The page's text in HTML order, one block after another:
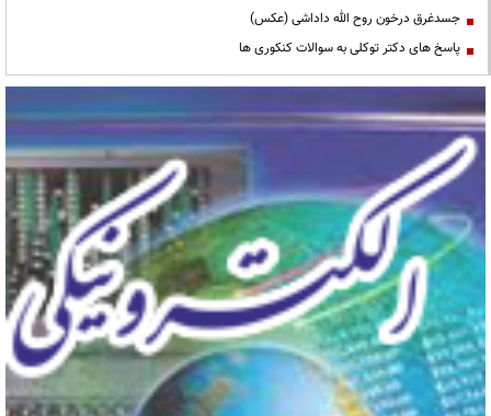
جسدغرق درخون روح الله داداشی (عکس)
پاسخ های دکتر توکلی به سوالات کنکوری ها